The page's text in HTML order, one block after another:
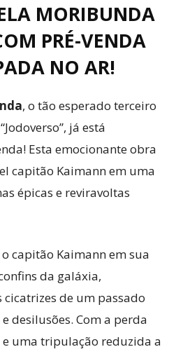
MORIBUNDA
PRÉ-VENDA
NO AR!
, o tão esperado terceiro
já está
Esta emocionante obra
capitão Kaimann em uma
épicas e reviravoltas
capitão Kaimann em sua
da galáxia,
de um passado
desilusões. Com a perda
uma tripulação reduzida a